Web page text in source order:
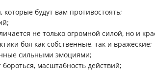
будут вам противостоять;
не только огромной силой, но и
боя как собственные, так и вражеские;
сильными эмоциями;
масштабность действий;